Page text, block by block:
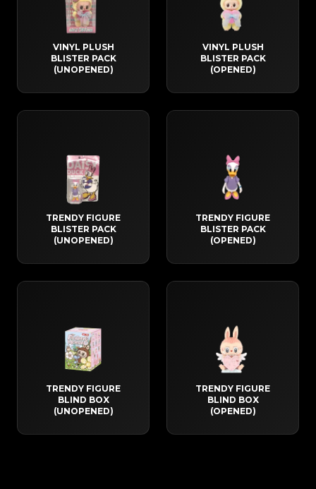
VINYL PLUSH
BLISTER PACK
(UNOPENED)
VINYL PLUSH
BLISTER PACK
(OPENED)
TRENDY FIGURE
BLISTER PACK
(UNOPENED)
TRENDY FIGURE
BLISTER PACK
(OPENED)
TRENDY FIGURE
BLIND BOX
(UNOPENED)
TRENDY FIGURE
BLIND BOX
(OPENED)